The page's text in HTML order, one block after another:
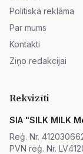
Politiskā reklāma
Par mums
Kontakti
Ziņo redakcijai
Rekvizīti
SIA "SILK MILK
Reģ. Nr.
PVN reģ. Nr.